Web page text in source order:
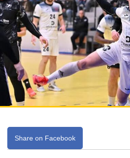
Share on Facebook